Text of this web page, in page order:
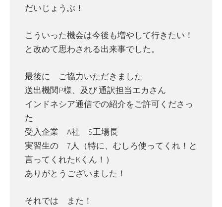
だいじょうぶ！
こういった機会は今後も増やして行きたい！
と改めて思わされる出来事でした。
最後に ご協力いただきました
送出機関P様、及び 通訳担当エカさん
インドネシア通信での紹介をご許可くださっ
た
受入企業 A社 S工場長
実習生の 7人（特に、むしろ使ってくれ！と
言ってくれたKくん！）
ありがとうございました！
それでは また！